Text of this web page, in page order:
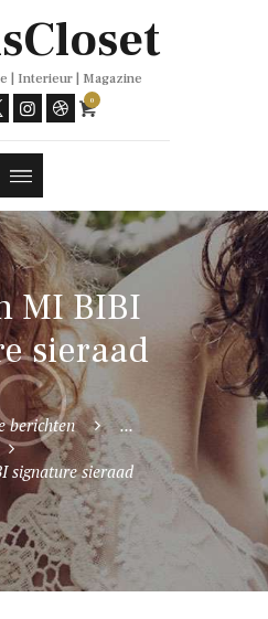
| Interieur | Magazine
0
MI BIBI
sieraad
berichten ...
signature sieraad